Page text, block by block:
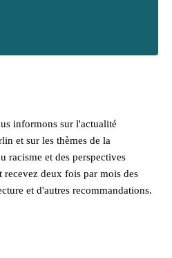
informons sur l'actualité
et sur les thèmes de la
racisme et des perspectives
deux fois par mois des
et d'autres recommandations.